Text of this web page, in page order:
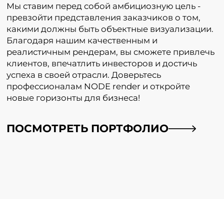
ПОСМОТРЕТЬ ПОРТФОЛИО
Мы ставим перед собой амбициозную цель -
превзойти представления заказчиков о том,
какими должны быть объектные визуализации.
Благодаря нашим качественным и
реалистичным рендерам, вы сможете привлечь
клиентов, впечатлить инвесторов и достичь
успеха в своей отрасли. Доверьтесь
профессионалам NODE render и откройте
новые горизонты для бизнеса!